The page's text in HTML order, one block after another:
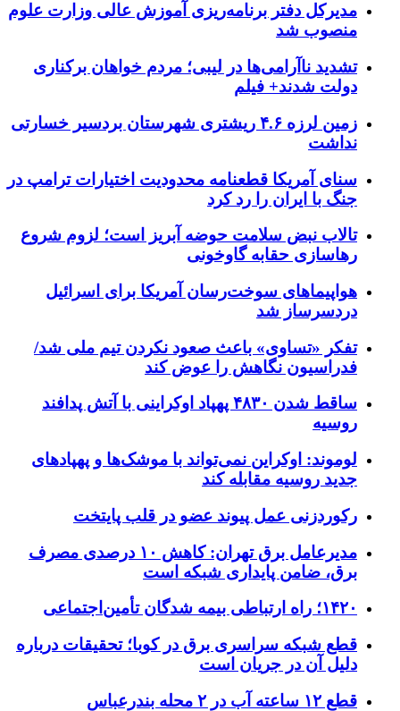
مدیرکل دفتر برنامه‌ریزی آموزش عالی وزارت علوم
منصوب شد
تشدید ناآرامی‌ها در لیبی؛ مردم خواهان برکناری
دولت شدند+ فیلم
زمین لرزه ۴.۶ ریشتری شهرستان بردسیر خسارتی
نداشت
سنای آمریکا قطعنامه محدودیت اختیارات ترامپ در
جنگ با ایران را رد کرد
تالاب نبض سلامت حوضه آبریز است؛ لزوم شروع
رهاسازی حقابه گاوخونی
هواپیماهای سوخت‌رسان آمریکا برای اسرائیل
دردسرساز شد
تفکر «تساوی» باعث صعود نکردن تیم ملی شد/
فدراسیون نگاهش را عوض کند
ساقط شدن ۴۸۳۰ پهپاد اوکراینی با آتش پدافند
روسیه
لوموند: اوکراین نمی‌تواند با موشک‌ها و پهپادهای
جدید روسیه مقابله کند
رکوردزنی عمل پیوند عضو در قلب پایتخت
مدیرعامل برق تهران: کاهش ۱۰ درصدی مصرف
برق، ضامن پایداری شبکه است
۱۴۲۰؛ راه ارتباطی بیمه شدگان تأمین‌اجتماعی
قطع شبکه سراسری برق در کوبا؛ تحقیقات درباره
دلیل آن در جریان است
قطع ۱۲ ساعته آب در ۲ محله بندرعباس